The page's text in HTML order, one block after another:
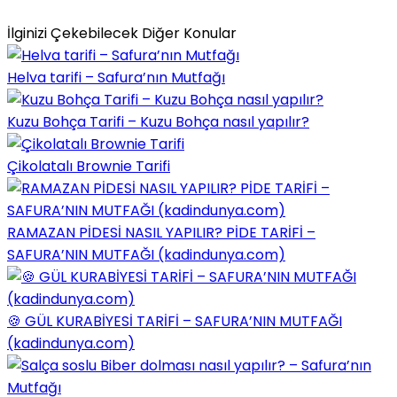
İlginizi Çekebilecek Diğer Konular
Helva tarifi – Safura’nın Mutfağı
Kuzu Bohça Tarifi – Kuzu Bohça nasıl yapılır?
Çikolatalı Brownie Tarifi
RAMAZAN PİDESİ NASIL YAPILIR? PİDE TARİFİ –
SAFURA’NIN MUTFAĞI (kadindunya.com)
🍪 GÜL KURABİYESİ TARİFİ – SAFURA’NIN MUTFAĞI
(kadindunya.com)